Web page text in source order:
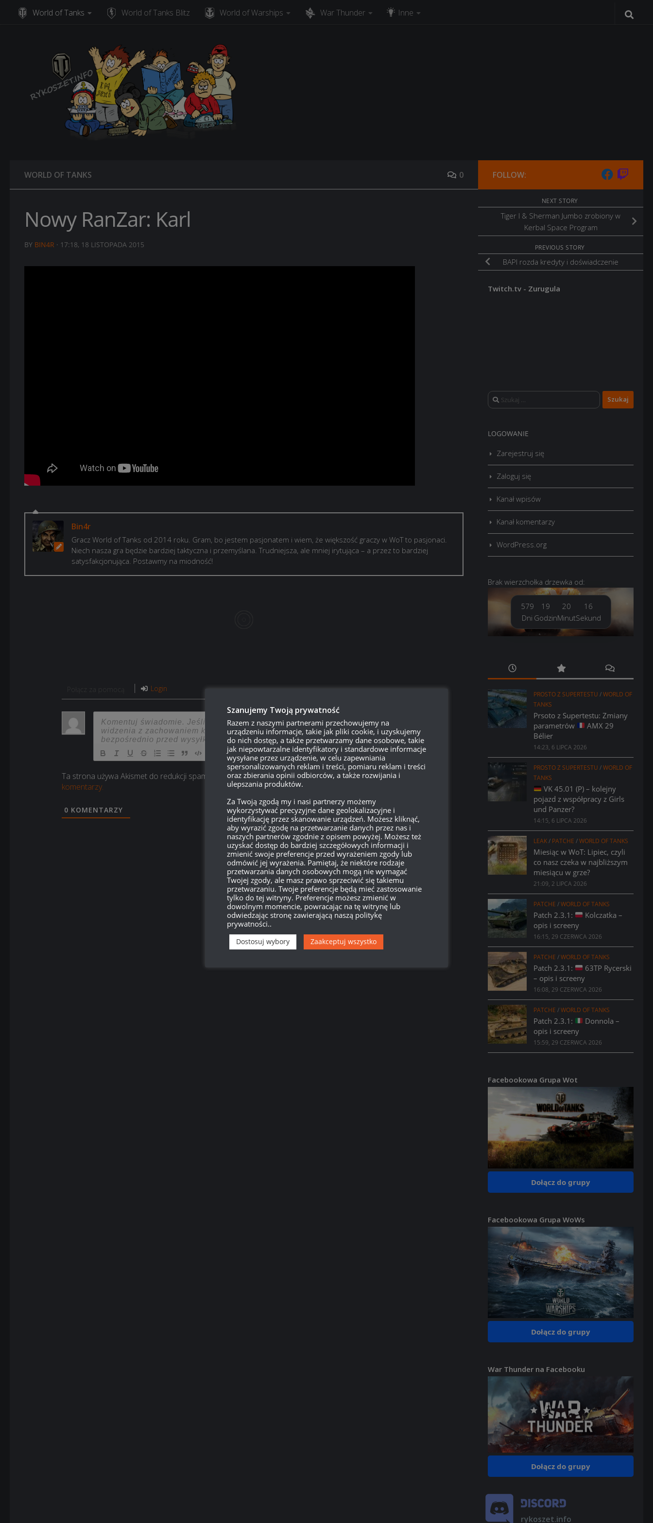
Skip to content
World of Tanks World of Tanks Blitz World of Warships War Thunder Inne
WORLD OF TANKS 0
Nowy RanZar: Karl
BY BIN4R · 17:18, 18 LISTOPADA 2015
Bin4r
Gracz World of Tanks od 2014 roku. Gram, bo jestem pasjonatem i wiem, że większość graczy w WoT to pasjonaci.
Niech nasza gra będzie bardziej taktyczna i przemyślana. Trudniejsza, ale mniej irytująca – a przez to bardziej
satysfakcjonująca. Postawmy na miodność!
Login
{} [+]
Ta strona używa Akismet do redukcji spamu.
Dowiedz się, w jaki sposób przetwarzane są dane Twoich
komentarzy.
0 KOMENTARZY
FOLLOW:
NEXT STORY
Tiger I & Sherman Jumbo zrobiony w
Kerbal Space Program
PREVIOUS STORY
BAPI rozda kredyty i doświadczenie
Twitch.tv - Zurugula
Szukaj:
LOGOWANIE
Zarejestruj się
Zaloguj się
Kanał wpisów
Kanał komentarzy
WordPress.org
Brak wierzchołka drzewka od:
579
Dni
19
Godzin
20
Minut
16
Sekund
PROSTO Z SUPERTESTU /WORLD OF
TANKS
Prsoto z Supertestu: Zmiany
parametrów
AMX 29
Bélier
14:23, 6 LIPCA 2026
PROSTO Z SUPERTESTU /WORLD OF
TANKS
VK 45.01 (P) – kolejny
pojazd z współpracy z Girls
und Panzer?
14:15, 6 LIPCA 2026
LEAK/ PATCHE /WORLD OF TANKS
Miesiąc w WoT: Lipiec, czyli
co nasz czeka w najbliższym
miesiącu w grze?
21:09, 2 LIPCA 2026
PATCHE /WORLD OF TANKS
Patch 2.3.1:
Kolczatka –
opis i screeny
16:15, 29 CZERWCA 2026
PATCHE /WORLD OF TANKS
Patch 2.3.1:
63TP Rycerski
– opis i screeny
16:08, 29 CZERWCA 2026
PATCHE /WORLD OF TANKS
Patch 2.3.1:
Donnola –
opis i screeny
15:59, 29 CZERWCA 2026
Facebookowa Grupa Wot
Dołącz do grupy
Facebookowa Grupa WoWs
Dołącz do grupy
War Thunder na Facebooku
Dołącz do grupy
rykoszet.info
Szanujemy Twoją prywatność
Razem z naszymi partnerami przechowujemy na
urządzeniu informacje, takie jak pliki cookie, i uzyskujemy
do nich dostęp, a także przetwarzamy dane osobowe, takie
jak niepowtarzalne identyfikatory i standardowe informacje
wysyłane przez urządzenie, w celu zapewniania
spersonalizowanych reklam i treści, pomiaru reklam i treści
oraz zbierania opinii odbiorców, a także rozwijania i
ulepszania produktów.
Za Twoją zgodą my i nasi partnerzy możemy
wykorzystywać precyzyjne dane geolokalizacyjne i
identyfikację przez skanowanie urządzeń. Możesz kliknąć,
aby wyrazić zgodę na przetwarzanie danych przez nas i
naszych partnerów zgodnie z opisem powyżej. Możesz też
uzyskać dostęp do bardziej szczegółowych informacji i
zmienić swoje preferencje przed wyrażeniem zgody lub
odmówić jej wyrażenia. Pamiętaj, że niektóre rodzaje
przetwarzania danych osobowych mogą nie wymagać
Twojej zgody, ale masz prawo sprzeciwić się takiemu
przetwarzaniu. Twoje preferencje będą mieć zastosowanie
tylko do tej witryny. Preferencje możesz zmienić w
dowolnym momencie, powracając na tę witrynę lub
odwiedzając stronę zawierającą naszą politykę
prywatności..
Dostosuj wybory Zaakceptuj wszystko